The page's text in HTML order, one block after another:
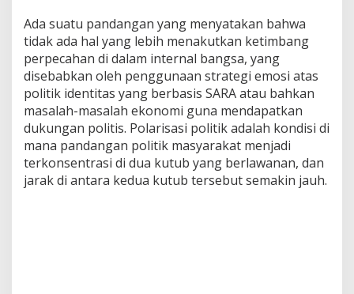
Ada suatu pandangan yang menyatakan bahwa
tidak ada hal yang lebih menakutkan ketimbang
perpecahan di dalam internal bangsa, yang
disebabkan oleh penggunaan strategi emosi atas
politik identitas yang berbasis SARA atau bahkan
masalah-masalah ekonomi guna mendapatkan
dukungan politis. Polarisasi politik adalah kondisi di
mana pandangan politik masyarakat menjadi
terkonsentrasi di dua kutub yang berlawanan, dan
jarak di antara kedua kutub tersebut semakin jauh.